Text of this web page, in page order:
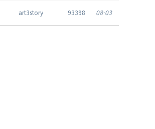
art3story 93398 08-03